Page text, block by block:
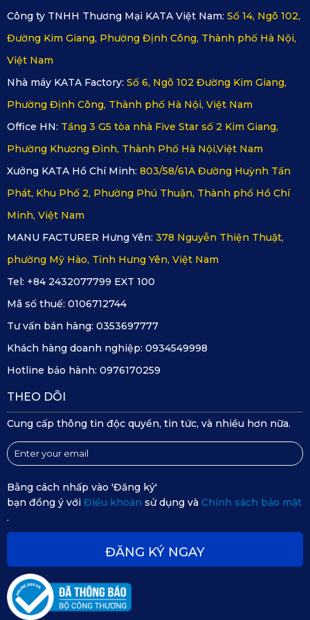
2.4. KATA Dash
Nhà phát triển KATA còn đặc biệt thiết kế ứng dụng KATA
Dash cho camera của mình. Khi kết nối camera với app
KATA Dash, khách hành sẽ khám phá được những tính
năng thú vị như: phát sóng trực tiếp, tự do tải xuống các
hình ảnh, video, hay chia sẻ nó trên các trang mạng xã hội.
Còn chần chờ gì mà không nhanh chóng mua ngay
Công ty TNHH Thương Mại KATA Việt Nam: Số 14, Ngõ 102,
Đường Kim Giang, Phường Định Công, Thành phố Hà Nội,
Việt Nam
Nhà máy KATA Factory: Số 6, Ngõ 102 Đường Kim Giang,
Phường Định Công, Thành phố Hà Nội, Việt Nam
Office HN: Tầng 3 G5 tòa nhà Five Star số 2 Kim Giang,
Phường Khương Đình, Thành Phố Hà Nội,Việt Nam
Xưởng KATA Hồ Chí Minh: 803/58/61A Đường Huỳnh Tấn
Phát, Khu Phố 2, Phường Phú Thuận, Thành phố Hồ Chí
Minh, Việt Nam
MANU FACTURER Hưng Yên: 378 Nguyễn Thiện Thuật,
phường Mỹ Hào, Tỉnh Hưng Yên, Việt Nam
Tel: +84 2432077799 EXT 100
Mã số thuế: 0106712744
Tư vấn bán hàng: 0353697777
Khách hàng doanh nghiệp: 0934549998
Hotline bảo hành: 0976170259
THEO DÕI
Cung cấp thông tin độc quyền, tin tức, và nhiều hơn nữa.
Bằng cách nhấp vào 'Đăng ký'
bạn đồng ý với Điều khoản sử dụng và Chính sách bảo mật
.
ĐĂNG KÝ NGAY